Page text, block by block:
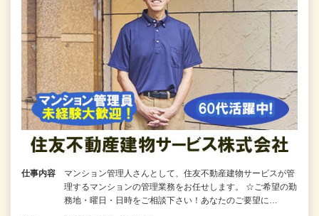
仕事内容
マンション管理人さんとして、住友不動産建物サービスが管
理するマンションの管理業務をお任せします。 ☆ご希望の勤
務地・曜日・日時をご相談下さい！あなたのご要望に…